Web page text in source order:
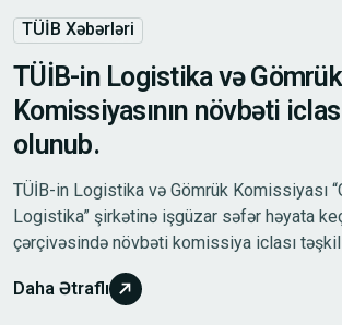
TÜİB Xəbərləri
TÜİB-in Logistika və Gömrük
Komissiyasının növbəti
olunub.
TÜİB-in Logistika və Gömrük Komissiyası
Logistika” şirkətinə işgüzar səfər həyata
çərçivəsində növbəti komissiya iclası təşkil
Daha Ətraflı